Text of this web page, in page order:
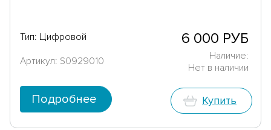
Тип: Цифровой
Артикул: S0929010
6 000 РУБ
Наличие:
Нет в наличии
Подробнее Купить